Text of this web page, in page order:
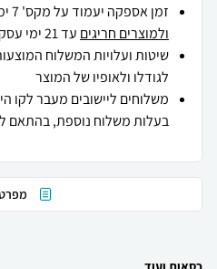
זמן אספקה יעמוד על מקס' 7 ימי עסקים מיום הזמנה,
ולמוצרים חריגים עד 21 ימי עסקים .
שיטות ועלויות המשלוח
לגודלו ולאופיו של המוצר
משלוחים ליישובים מעבר לקו
בעלות משלוח נוספת, בהתאם